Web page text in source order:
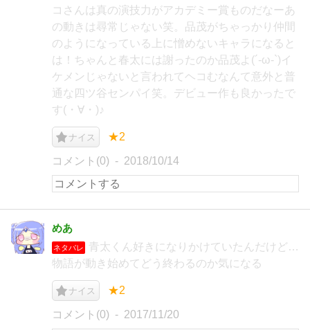
コさんは真の演技力がアカデミー賞ものだなーあ
の動きは尋常じゃない笑。品茂がちゃっかり仲間
のようになっている上に憎めないキャラになると
は！ちゃんと春太には謝ったのか品茂よ(´-ω-`)イ
ケメンじゃないと言われてヘコむなんて意外と普
通な四ツ谷センパイ笑。デビュー作も良かったで
す(・∀・)♪
ナイス ★2
コメント(0) 2018/10/14
めあ
ネタバレ
青太くん好きになりかけていたんだけど…
物語が動き始めてどう終わるのか気になる
ナイス ★2
コメント(0) 2017/11/20